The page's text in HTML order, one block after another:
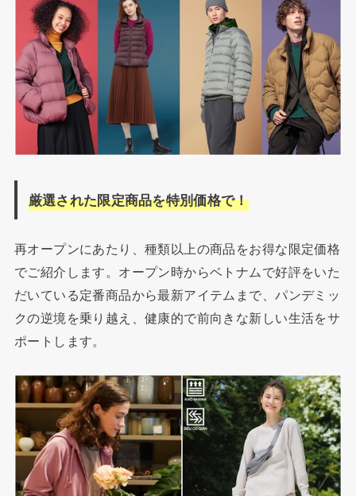
厳選された限定商品を特別価格で！
再オープンにあたり、種類以上の商品をお得な限定価格
でご紹介します。オープン時からベトナムで好評をいた
だいている定番商品から最新アイテムまで、パンデミッ
クの逆境を乗り越え、健康的で前向きな新しい生活をサ
ポートします。